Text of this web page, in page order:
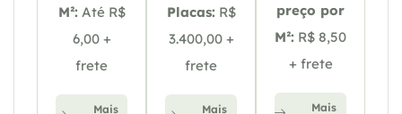
M²: Até R$
6,00 +
frete
Mais
Placas: R$
3.400,00 +
frete
Mais
preço por
M²: R$ 8,50
+ frete
Mais